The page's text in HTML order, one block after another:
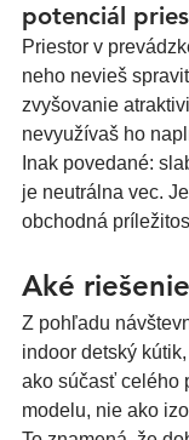
potenciál
Priestor v
neho nevieš
zvyšovanie
nevyužívaš ho
Inak povedané:
je neutrálna vec.
obchodná
Aké
Z pohľadu
indoor detský
ako súčasť celého
modelu, nie ako